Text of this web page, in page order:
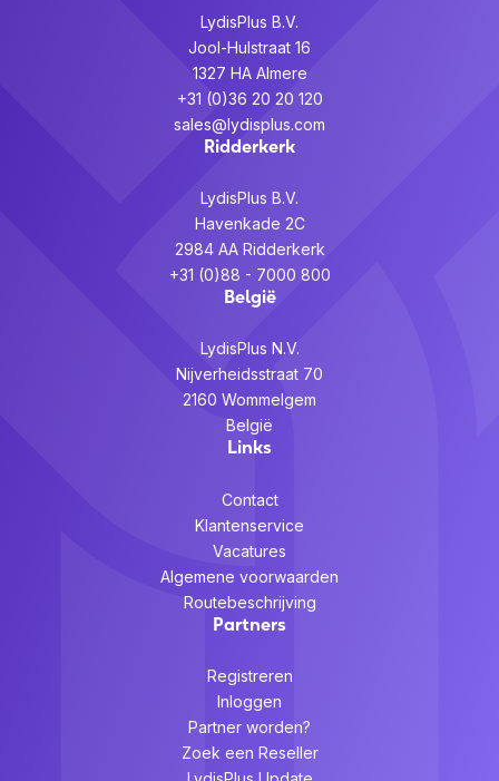
LydisPlus B.V.
Jool-Hulstraat 16
1327 HA Almere
+31 (0)36 20 20 120
sales@lydisplus.com
Ridderkerk
LydisPlus B.V.
Havenkade 2C
2984 AA Ridderkerk
+31 (0)88 - 7000 800
België
LydisPlus N.V.
Nijverheidsstraat 70
2160 Wommelgem
België
Links
Contact
Klantenservice
Vacatures
Algemene voorwaarden
Routebeschrijving
Partners
Registreren
Inloggen
Partner worden?
Zoek een Reseller